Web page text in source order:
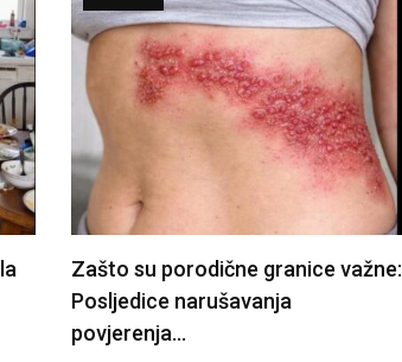
Zašto su porodične granice važne:
Posljedice narušavanja
povjerenja…